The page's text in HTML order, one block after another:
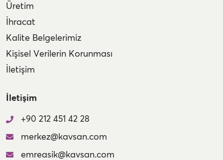
Üretim
İhracat
Kalite Belgelerimiz
Kişisel Verilerin Korunması
İletişim
İletişim
+90 212 451 42 28
merkez@kavsan.com
emreasik@kavsan.com